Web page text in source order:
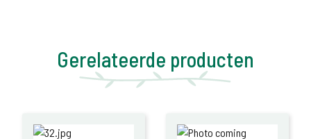
Gerelateerde producten